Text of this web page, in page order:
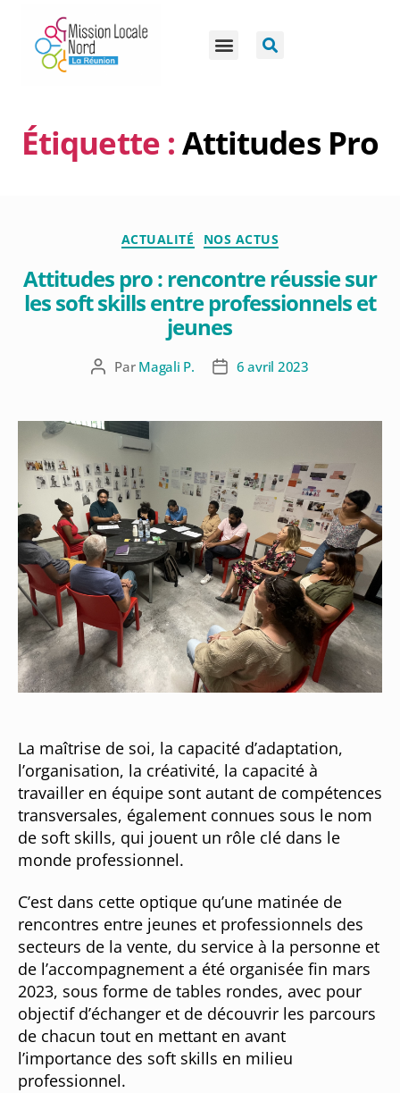
Étiquette :Attitudes Pro
ACTUALITÉ NOS ACTUS
Attitudes pro : rencontre réussie sur
les soft skills entre professionnels et
jeunes
Par Magali P. 6 avril 2023
La maîtrise de soi, la capacité d’adaptation,
l’organisation, la créativité, la capacité à
travailler en équipe sont autant de compétences
transversales, également connues sous le nom
de soft skills, qui jouent un rôle clé dans le
monde professionnel.
C’est dans cette optique qu’une matinée de
rencontres entre jeunes et professionnels des
secteurs de la vente, du service à la personne et
de l’accompagnement a été organisée fin mars
2023, sous forme de tables rondes, avec pour
objectif d’échanger et de découvrir les parcours
de chacun tout en mettant en avant
l’importance des soft skills en milieu
professionnel.